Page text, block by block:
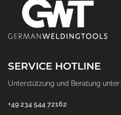
SERVICE HOTLINE
Unterstützung und Beratung unter:
+49 234 544 72162